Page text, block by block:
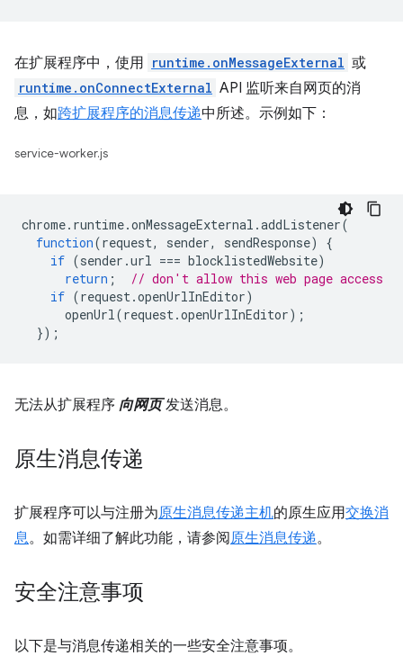
在扩展程序中，使用 runtime.onMessageExternal 或
runtime.onConnectExternal API 监听来自网页的消
息，如跨扩展程序的消息传递中所述。示例如下：
service-worker.js
chrome. runtime.onMessageExternal .addListener(
function(request, sender, sendResponse)
{
if (sender .url === blocklistedWebsite)
return ;
// don't allow this web page access
if (request.openUrlInEditor)
openUrl(request.openUrlInEditor);
});
无法从扩展程序 向网页发送消息。
原生消息传递
扩展程序可以与注册为原生消息传递主机的原生应用交换消
息。如需详细了解此功能，请参阅原生消息传递。
安全注意事项
以下是与消息传递相关的一些安全注意事项。